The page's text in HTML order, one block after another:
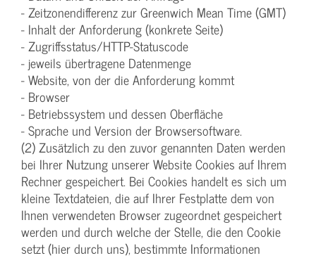
- Zeitzonendifferenz zur Greenwich Mean Time (GMT)
- Inhalt der Anforderung (konkrete Seite)
- Zugriffsstatus/HTTP-Statuscode
- jeweils übertragene Datenmenge
- Website, von der die Anforderung kommt
- Browser
- Betriebssystem und dessen Oberfläche
- Sprache und Version der Browsersoftware.
(2) Zusätzlich zu den zuvor genannten Daten werden
bei Ihrer Nutzung unserer Website Cookies auf Ihrem
Rechner gespeichert. Bei Cookies handelt es sich um
kleine Textdateien, die auf Ihrer Festplatte dem von
Ihnen verwendeten Browser zugeordnet gespeichert
werden und durch welche der Stelle, die den Cookie
setzt (hier durch uns), bestimmte Informationen